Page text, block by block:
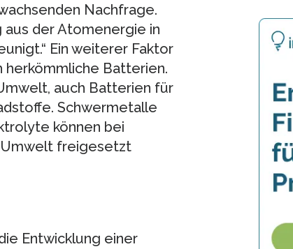
Nachfrage.
der Atomenergie in
Ein weiterer Faktor
Batterien.
auch Batterien für
Schwermetalle
können bei
Umwelt freigesetzt
Entwicklung einer